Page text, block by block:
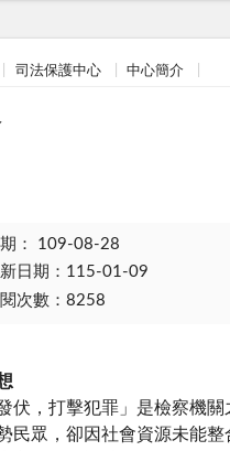
司法保護中心 中心簡介
： 109-08-28
日期：115-01-09
次數：8258
，打擊犯罪」是檢察機關
民眾，卻因社會資源未能